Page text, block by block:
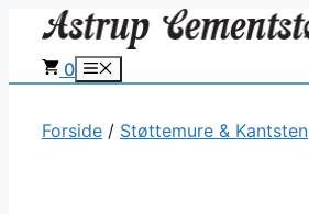
indhold0 Menu
Forside / Støttemure & Kantsten